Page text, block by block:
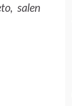
salen